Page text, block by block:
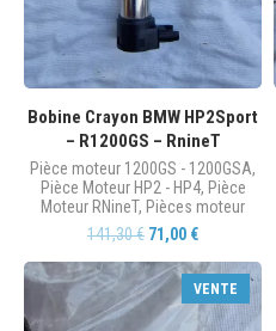
Bobine Crayon BMW HP2Sport
– R1200GS – RnineT
Pièce moteur 1200GS - 1200GSA,
Pièce Moteur HP2 - HP4, Pièce
Moteur RNineT, Pièces moteur
141,30€ 71,00 €
VENTE